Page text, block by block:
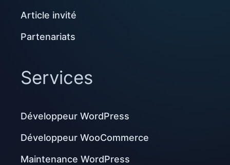
Article invité
Partenariats
Services
Développeur WordPress
Développeur WooCommerce
Maintenance WordPress